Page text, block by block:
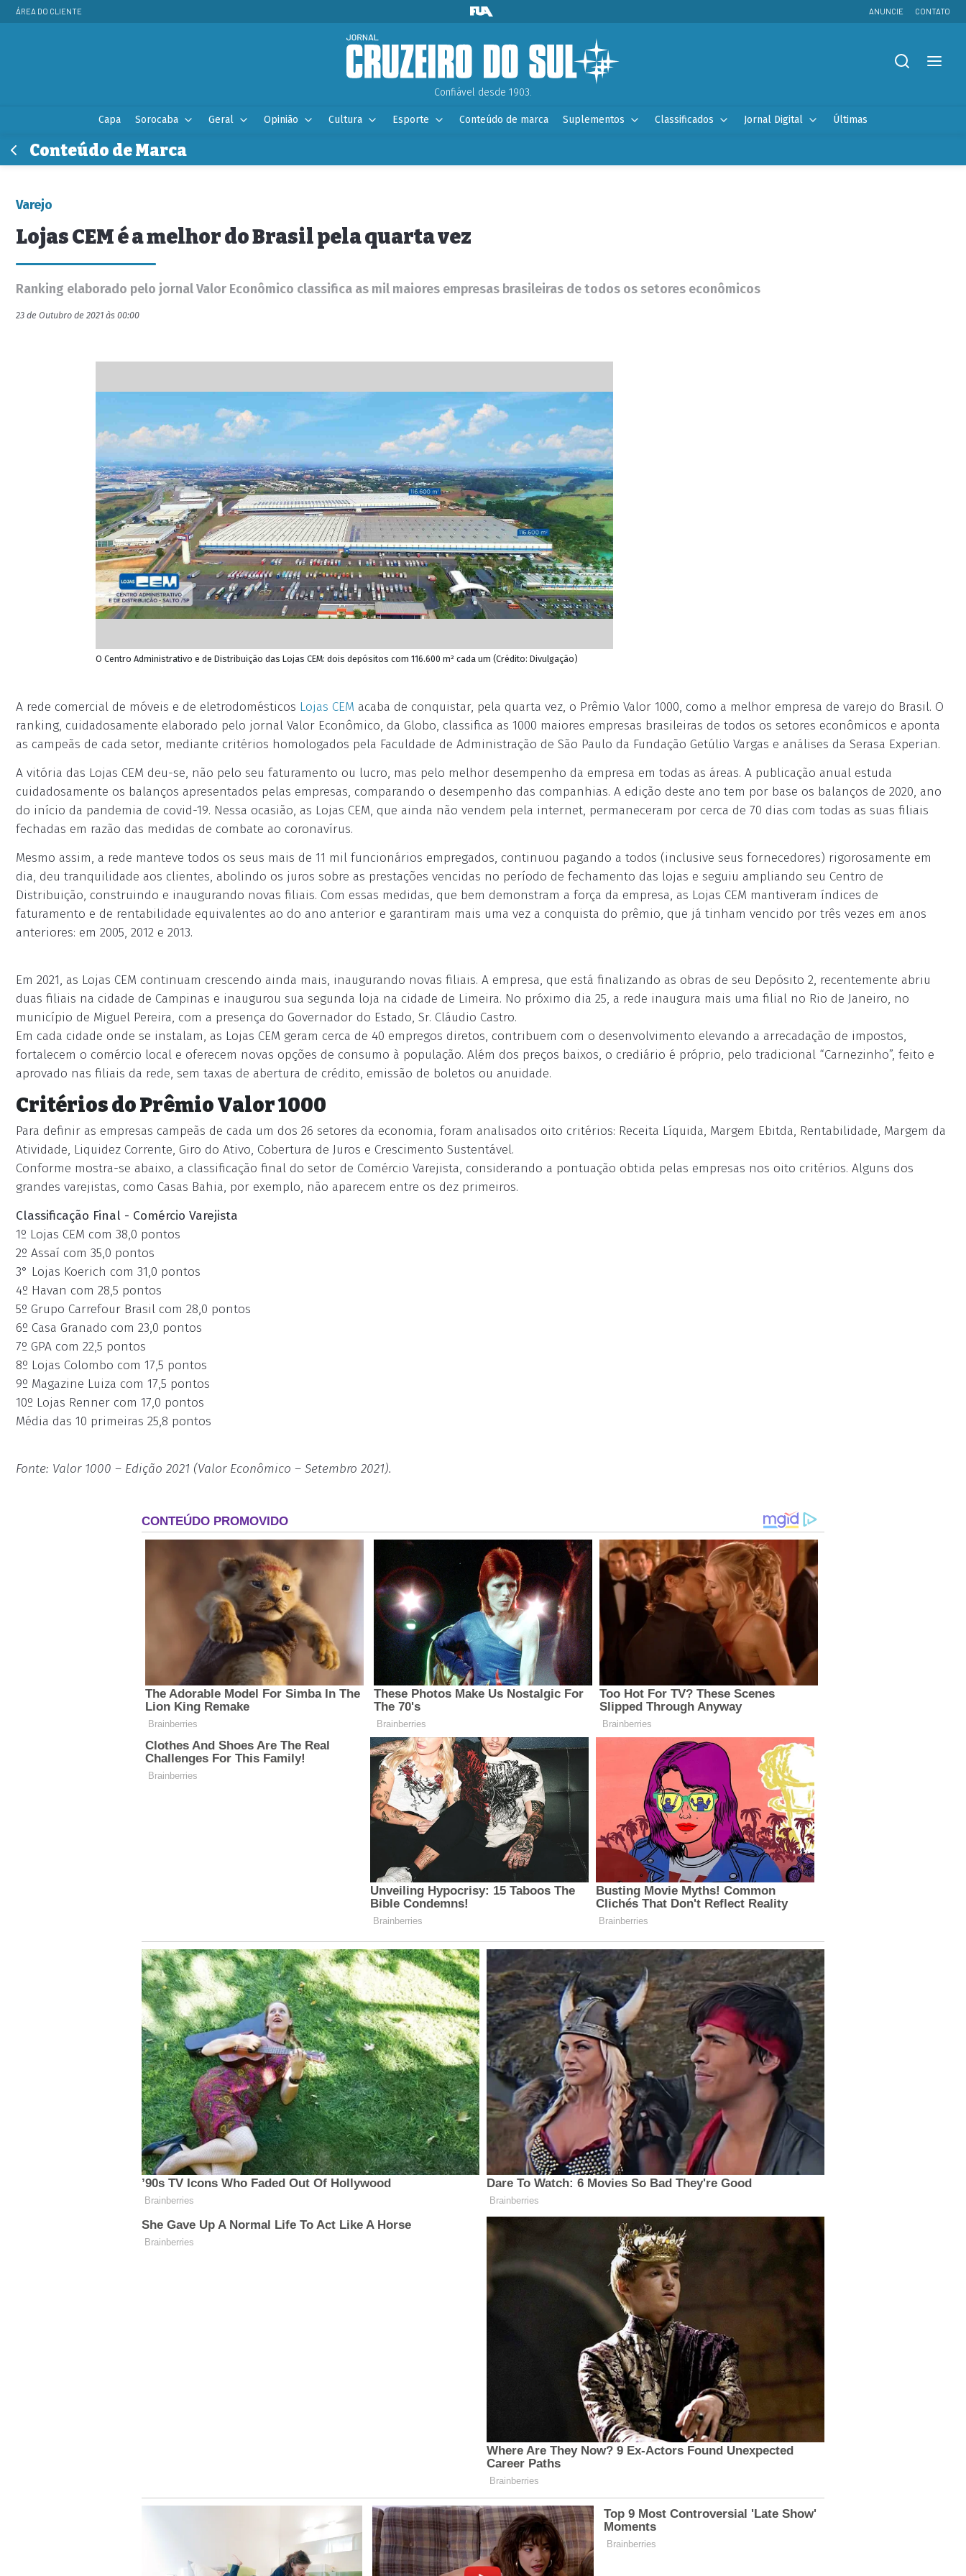
ÁREA DO CLIENTE ANUNCIE CONTATO
Confiável desde 1903.
Capa Sorocaba Geral Opinião Cultura Esporte Conteúdo de marca Suplementos Classificados Jornal Digital Últimas
Conteúdo de Marca
Varejo
Lojas CEM é a melhor do Brasil pela quarta vez
Ranking elaborado pelo jornal Valor Econômico classifica as mil maiores empresas brasileiras de todos os setores econômicos
23 de Outubro de 2021 às 00:00
O Centro Administrativo e de Distribuição das Lojas CEM: dois depósitos com 116.600 m² cada um (Crédito: Divulgação)
A rede comercial de móveis e de eletrodomésticos Lojas CEM acaba de conquistar, pela quarta vez, o Prêmio Valor 1000, como a melhor empresa de varejo do Brasil. O
ranking, cuidadosamente elaborado pelo jornal Valor Econômico, da Globo, classifica as 1000 maiores empresas brasileiras de todos os setores econômicos e aponta
as campeãs de cada setor, mediante critérios homologados pela Faculdade de Administração de São Paulo da Fundação Getúlio Vargas e análises da Serasa Experian.
A vitória das Lojas CEM deu-se, não pelo seu faturamento ou lucro, mas pelo melhor desempenho da empresa em todas as áreas. A publicação anual estuda
cuidadosamente os balanços apresentados pelas empresas, comparando o desempenho das companhias. A edição deste ano tem por base os balanços de 2020, ano
do início da pandemia de covid-19. Nessa ocasião, as Lojas CEM, que ainda não vendem pela internet, permaneceram por cerca de 70 dias com todas as suas filiais
fechadas em razão das medidas de combate ao coronavírus.
Mesmo assim, a rede manteve todos os seus mais de 11 mil funcionários empregados, continuou pagando a todos (inclusive seus fornecedores) rigorosamente em
dia, deu tranquilidade aos clientes, abolindo os juros sobre as prestações vencidas no período de fechamento das lojas e seguiu ampliando seu Centro de
Distribuição, construindo e inaugurando novas filiais. Com essas medidas, que bem demonstram a força da empresa, as Lojas CEM mantiveram índices de
faturamento e de rentabilidade equivalentes ao do ano anterior e garantiram mais uma vez a conquista do prêmio, que já tinham vencido por três vezes em anos
anteriores: em 2005, 2012 e 2013.
Em 2021, as Lojas CEM continuam crescendo ainda mais, inaugurando novas filiais. A empresa, que está finalizando as obras de seu Depósito 2, recentemente abriu
duas filiais na cidade de Campinas e inaugurou sua segunda loja na cidade de Limeira. No próximo dia 25, a rede inaugura mais uma filial no Rio de Janeiro, no
município de Miguel Pereira, com a presença do Governador do Estado, Sr. Cláudio Castro.
Em cada cidade onde se instalam, as Lojas CEM geram cerca de 40 empregos diretos, contribuem com o desenvolvimento elevando a arrecadação de impostos,
fortalecem o comércio local e oferecem novas opções de consumo à população. Além dos preços baixos, o crediário é próprio, pelo tradicional “Carnezinho”, feito e
aprovado nas filiais da rede, sem taxas de abertura de crédito, emissão de boletos ou anuidade.
Critérios do Prêmio Valor 1000
Para definir as empresas campeãs de cada um dos 26 setores da economia, foram analisados oito critérios: Receita Líquida, Margem Ebitda, Rentabilidade, Margem da
Atividade, Liquidez Corrente, Giro do Ativo, Cobertura de Juros e Crescimento Sustentável.
Conforme mostra-se abaixo, a classificação final do setor de Comércio Varejista, considerando a pontuação obtida pelas empresas nos oito critérios. Alguns dos
grandes varejistas, como Casas Bahia, por exemplo, não aparecem entre os dez primeiros.
Classificação Final - Comércio Varejista
1º Lojas CEM com 38,0 pontos
2º Assaí com 35,0 pontos
3° Lojas Koerich com 31,0 pontos
4º Havan com 28,5 pontos
5º Grupo Carrefour Brasil com 28,0 pontos
6º Casa Granado com 23,0 pontos
7º GPA com 22,5 pontos
8º Lojas Colombo com 17,5 pontos
9º Magazine Luiza com 17,5 pontos
10º Lojas Renner com 17,0 pontos
Média das 10 primeiras 25,8 pontos
Fonte: Valor 1000 – Edição 2021 (Valor Econômico – Setembro 2021).